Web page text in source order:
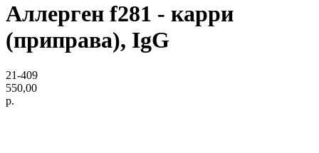
Аллерген f281 - карри
(приправа), IgG
21-409
550,00
р.